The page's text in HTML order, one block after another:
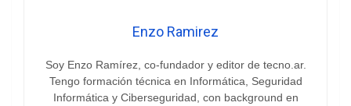
Enzo Ramirez
Soy Enzo Ramírez, co-fundador y editor de tecno.ar.
Tengo formación técnica en Informática, Seguridad
Informática y Ciberseguridad, con background en